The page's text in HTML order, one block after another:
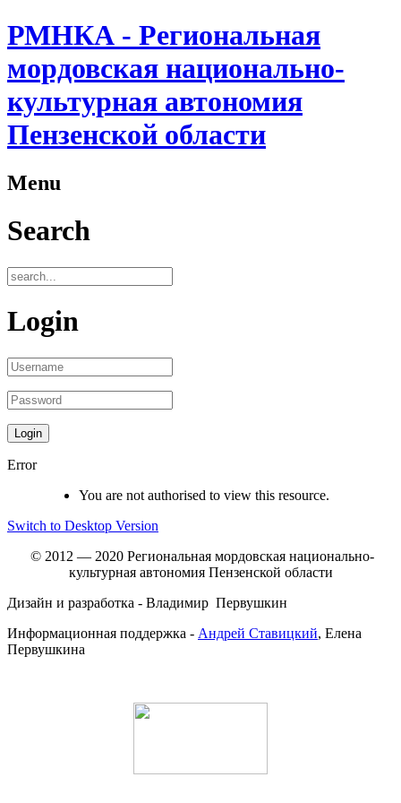
РМНКА - Региональная
мордовская национально-
культурная автономия
Пензенской области
Menu
Search
Login
Error
You are not authorised to view this resource.
Switch to Desktop Version
© 2012 — 2020 Региональная мордовская национально-
культурная автономия Пензенской области
Дизайн и разработка - Владимир Первушкин
Информационная поддержка - Андрей Ставицкий, Елена
Первушкина